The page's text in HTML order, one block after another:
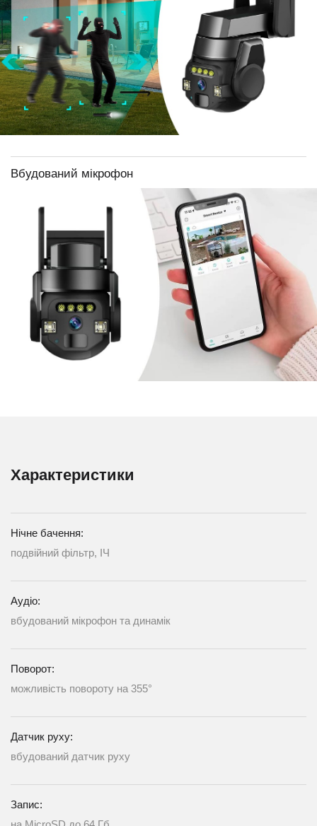
Вбудований мікрофон
Характеристики
Нічне бачення:
подвійний фільтр, ІЧ
Аудіо:
вбудований мікрофон та динамік
Поворот:
можливість повороту на 355°
Датчик руху:
вбудований датчик руху
Запис: